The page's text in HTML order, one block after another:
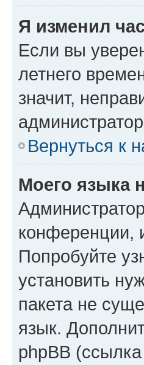
Я изменил
Если вы
летнего
значит,
Вернуться к
Моего языка
конференции,
Попробуйте
установить
пакета не
язык.
phpBB